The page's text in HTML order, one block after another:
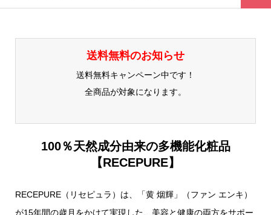
送料無料のお知らせ
送料無料キャンペーン中です！
全商品が対象になります。
100％天然成分由来の多機能化粧品
【RECEPURE】
RECEPURE（リセピュラ）は、「黄 烟輝」（ファン エンキ）
が15年間の歳月をかけて実現した、美容と健康の両方をサポー